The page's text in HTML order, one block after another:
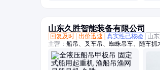
山东久胜智能装备有限公司
回复及时 出价迅速 真实性已核验
山
主营： 船吊、叉车吊、蜘蛛吊车、随车
吊、吊挖一体机、三轮随车吊、履带随
吊、履带随车抓、下葬车、四不像吊车